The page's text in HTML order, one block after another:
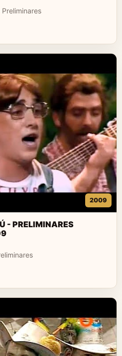
Preliminares
2009
- PRELIMINARES